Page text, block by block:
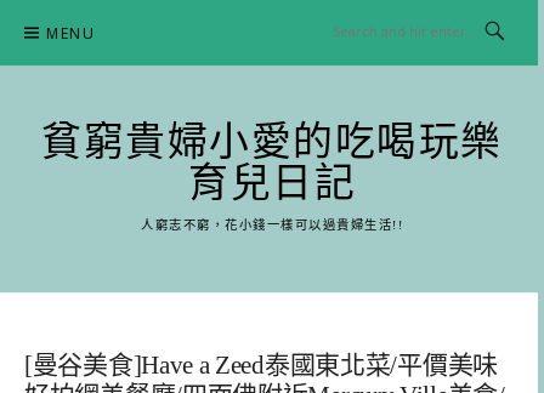
content
MENU
貧窮貴婦小愛的吃喝玩樂
育兒日記
人窮志不窮，花小錢一樣可以過貴婦生活!!
[曼谷美食]Have a Zeed泰國東北菜/平價美味